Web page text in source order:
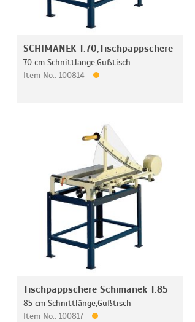
SCHIMANEK T.70,Tischpappschere
70 cm Schnittlänge,Gußtisch
Item No.: 100814
Tischpappschere Schimanek T.85
85 cm Schnittlänge,Gußtisch
Item No.: 100817